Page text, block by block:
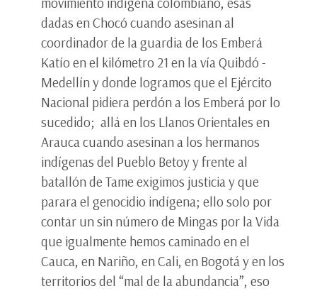
dadas en Chocó cuando asesinan al
coordinador de la guardia de los Emberá
Katío en el kilómetro 21 en la vía Quibdó -
Medellín y donde logramos que el Ejército
Nacional pidiera perdón a los Emberá por lo
sucedido; allá en los Llanos Orientales en
Arauca cuando asesinan a los hermanos
indígenas del Pueblo Betoy y frente al
batallón de Tame exigimos justicia y que
parara el genocidio indígena; ello solo por
contar un sin número de Mingas por la Vida
que igualmente hemos caminado en el
Cauca, en Nariño, en Cali, en Bogotá y en los
territorios del “mal de la abundancia”, eso